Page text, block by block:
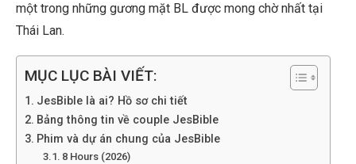
một trong những gương mặt BL được mong chờ nhất tại
Thái Lan.
MỤC LỤC BÀI VIẾT:
JesBible là ai? Hồ sơ chi tiết
Bảng thông tin về couple JesBible
Phim và dự án chung của JesBible
8 Hours (2026)